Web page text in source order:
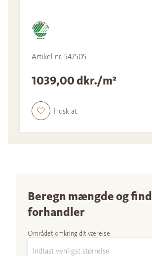
Artikel nr. 547505
1039,00 dkr./m²
Husk at
Beregn mængde og find
forhandler
Området omkring dit værelse